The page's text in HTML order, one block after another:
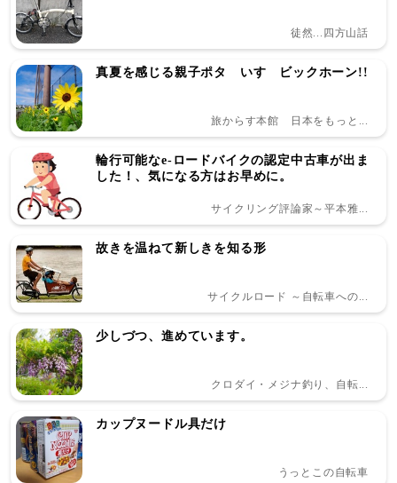
徒然...四方山話
真夏を感じる親子ポタ いすゞビックホーン!!
旅からす本館 日本をもっと...
輪行可能なe-ロードバイクの認定中古車が出ま
した！、気になる方はお早めに。
サイクリング評論家～平本雅...
故きを温ねて新しきを知る形
サイクルロード ～自転車への...
少しづつ、進めています。
クロダイ・メジナ釣り、自転...
カップヌードル具だけ
うっとこの自転車